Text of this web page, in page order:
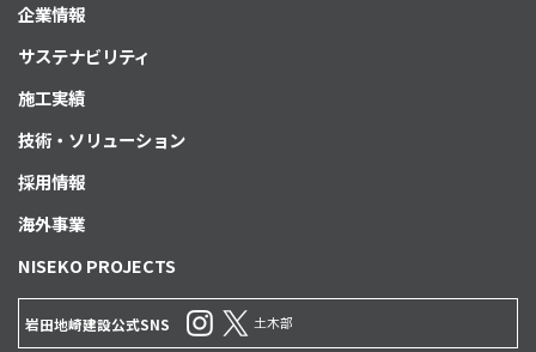
企業情報
サステナビリティ
施工実績
技術・ソリューション
採用情報
海外事業
NISEKO PROJECTS
岩田地崎建設公式SNS 土木部